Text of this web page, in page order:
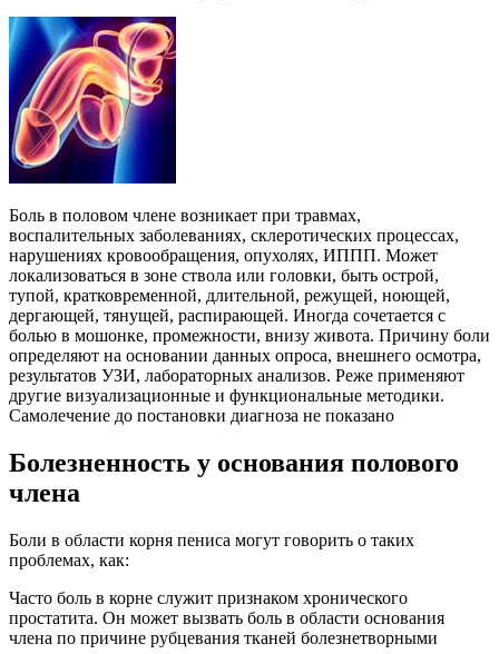
Боль в половом члене возникает при травмах,
воспалительных заболеваниях, склеротических процессах,
нарушениях кровообращения, опухолях, ИППП. Может
локализоваться в зоне ствола или головки, быть острой,
тупой, кратковременной, длительной, режущей, ноющей,
дергающей, тянущей, распирающей. Иногда сочетается с
болью в мошонке, промежности, внизу живота. Причину боли
определяют на основании данных опроса, внешнего осмотра,
результатов УЗИ, лабораторных анализов. Реже применяют
другие визуализационные и функциональные методики.
Самолечение до постановки диагноза не показано
Болезненность у основания полового
члена
Боли в области корня пениса могут говорить о таких
проблемах, как:
Часто боль в корне служит признаком хронического
простатита. Он может вызвать боль в области основания
члена по причине рубцевания тканей болезнетворными